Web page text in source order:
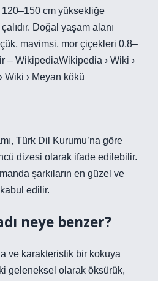
120–150 cm yüksekliğe
Doğal yaşam alanı
mavimsi, mor çiçekleri 0,8–
– WikipediaWikipedia › Wiki ›
Wiki › Meyan kökü
Türk Dil Kurumu’na göre
dizesi olarak ifade edilebilir.
şarkıların en güzel ve
edilir.
neye benzer?
ve karakteristik bir kokuya
geleneksel olarak öksürük,